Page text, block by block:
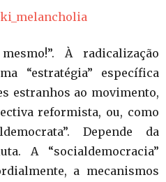
À radicalização
“estratégia” específica
estranhos ao movimento,
reformista, ou, como
Depende da
A “socialdemocracia”
a mecanismos